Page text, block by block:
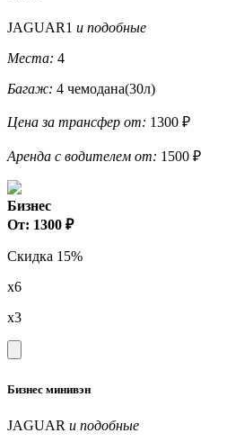
JAGUAR1 и подобные
Места: 4
Багаж: 4 чемодана(30л)
Цена за трансфер от: 1300 ₽
Аренда с водителем от: 1500 ₽
Бизнес
От: 1300 ₽
Скидка 15%
x6
x3
Бизнес минивэн
JAGUAR и подобные